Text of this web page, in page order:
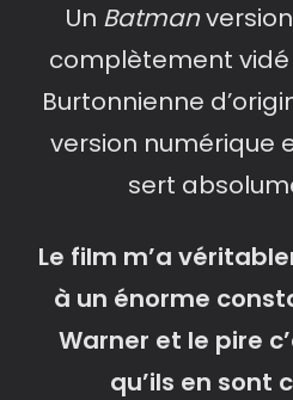
Un Batmanversion
complètement
Burtonnienne
version numérique
sert
Le film m’a
à un énorme
Warner et le pire
qu’ils en sont